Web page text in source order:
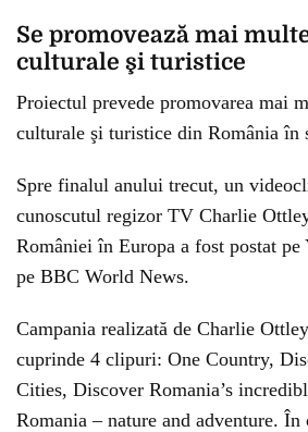
Se promovează mai
culturale şi turistice
Proiectul prevede promovarea mai
culturale şi turistice din România în
Spre finalul anului trecut, un
cunoscutul regizor TV Charlie
României în Europa a fost postat pe
pe BBC World News.
Campania realizată de Charlie
cuprinde 4 clipuri: One Country,
Cities, Discover Romania’s
Romania – nature and adventure.